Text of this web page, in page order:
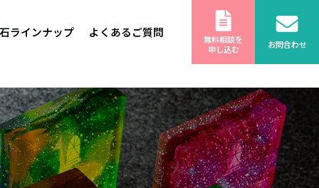
ラインナップ よくあるご質問
無料相談を
申し込む
お問合わせ